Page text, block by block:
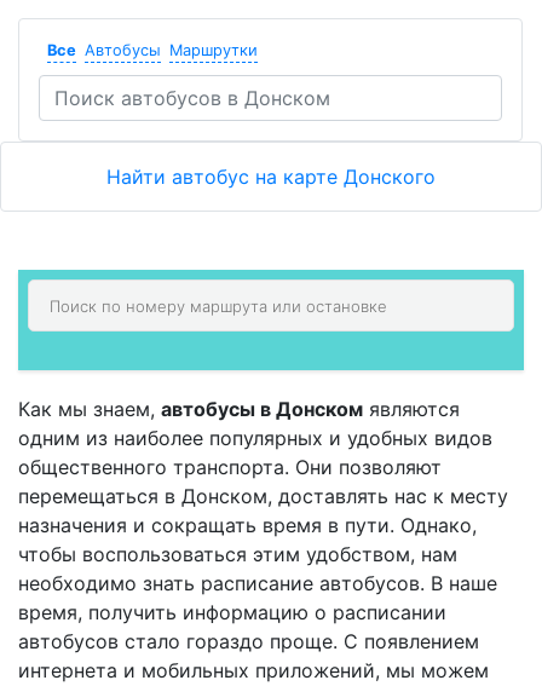
Все Автобусы Маршрутки
Найти автобус на карте Донского
Как мы знаем, автобусы в Донском являются
одним из наиболее популярных и удобных видов
общественного транспорта. Они позволяют
перемещаться в Донском, доставлять нас к месту
назначения и сокращать время в пути. Однако,
чтобы воспользоваться этим удобством, нам
необходимо знать расписание автобусов. В наше
время, получить информацию о расписании
автобусов стало гораздо проще. С появлением
интернета и мобильных приложений, мы можем